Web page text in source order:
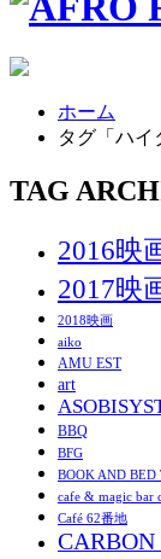
ホーム
タグ「ハイ
TAG
2016映
2017映
2018映画
aiko
AMU EST
art
BBQ
BFG
BOOK AND BED
cafe & magic bar
Café 62番地
CARBON